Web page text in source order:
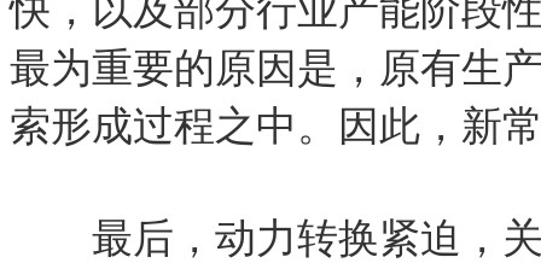
快，以及部分行业产能阶段
最为重要的原因是，原有生
索形成过程之中。因此，新
最后，动力转换紧迫，关